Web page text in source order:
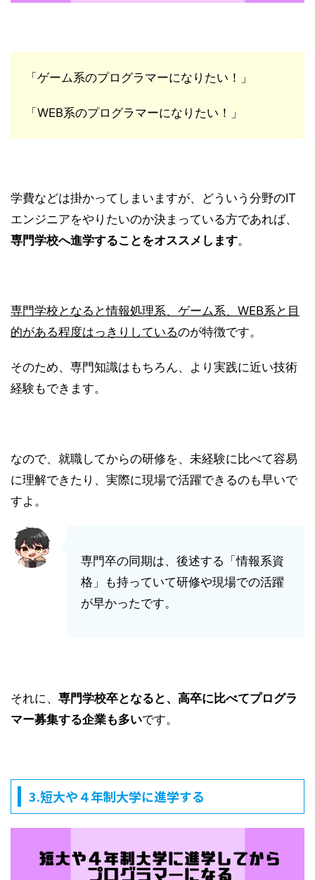
「ゲーム系のプログラマーになりたい！」
「WEB系のプログラマーになりたい！」
学費などは掛かってしまいますが、どういう分野のIT
エンジニアをやりたいのか決まっている方であれば、
専門学校へ進学することをオススメします。
専門学校となると情報処理系、ゲーム系、WEB系と目
的がある程度はっきりしているのが特徴です。
そのため、専門知識はもちろん、より実践に近い技術
経験もできます。
なので、就職してからの研修を、未経験に比べて容易
に理解できたり、実際に現場で活躍できるのも早いで
すよ。
専門卒の同期は、後述する「情報系資
格」も持っていて研修や現場での活躍
が早かったです。
それに、 専門学校卒となると、高卒に比べてプログラ
マー募集する企業も多いです。
3.短大や４年制大学に進学する